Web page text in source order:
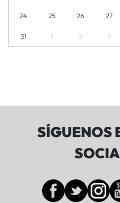
24 25 26 27
31 1 2 3
SÍGUENOS